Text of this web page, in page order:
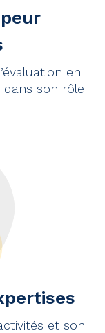
en
dans son rôle
et son